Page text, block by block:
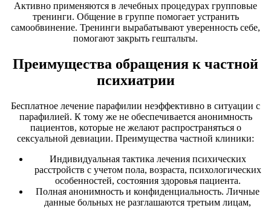
Активно применяются в лечебных процедурах групповые
тренинги. Общение в группе помогает устранить
самообвинение. Тренинги вырабатывают уверенность себе,
помогают закрыть гештальты.
Преимущества обращения к частной
психиатрии
Бесплатное лечение парафилии неэффективно в ситуации с
парафилией. К тому же не обеспечивается анонимность
пациентов, которые не желают распространяться о
сексуальной девиации. Преимущества частной клиники:
Индивидуальная тактика лечения психических
расстройств с учетом пола, возраста, психологических
особенностей, состояния здоровья пациента.
Полная анонимность и конфиденциальность. Личные
данные больных не разглашаются третьим лицам,